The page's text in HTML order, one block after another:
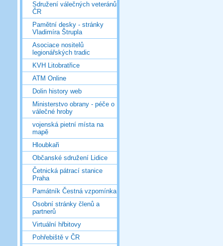
Sdružení válečných veteránů
ČR
Pamětní desky - stránky
Vladimíra Štrupla
Asociace nositelů
legionářských tradic
KVH Litobratřice
ATM Online
Dolin history web
Ministerstvo obrany - péče o
válečné hroby
vojenská pietní místa na
mapě
Hloubkaři
Občanské sdružení Lidice
Četnická pátrací stanice
Praha
Památník Čestná vzpomínka
Osobní stránky členů a
partnerů
Virtuální hřbitovy
Pohřebiště v ČR